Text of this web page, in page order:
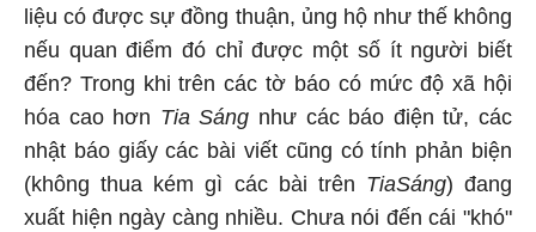
liệu có được sự đồng thuận, ủng hộ như thế không
nếu quan điểm đó chỉ được một số ít người biết
đến? Trong khi trên các tờ báo có mức độ xã hội
hóa cao hơn Tia Sáng như các báo điện tử, các
nhật báo giấy các bài viết cũng có tính phản biện
(không thua kém gì các bài trên TiaSáng) đang
xuất hiện ngày càng nhiều. Chưa nói đến cái "khó"